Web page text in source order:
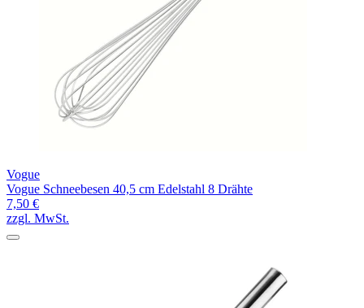
Vogue
Vogue Schneebesen 40,5 cm Edelstahl 8 Drähte
7,50 €
zzgl. MwSt.